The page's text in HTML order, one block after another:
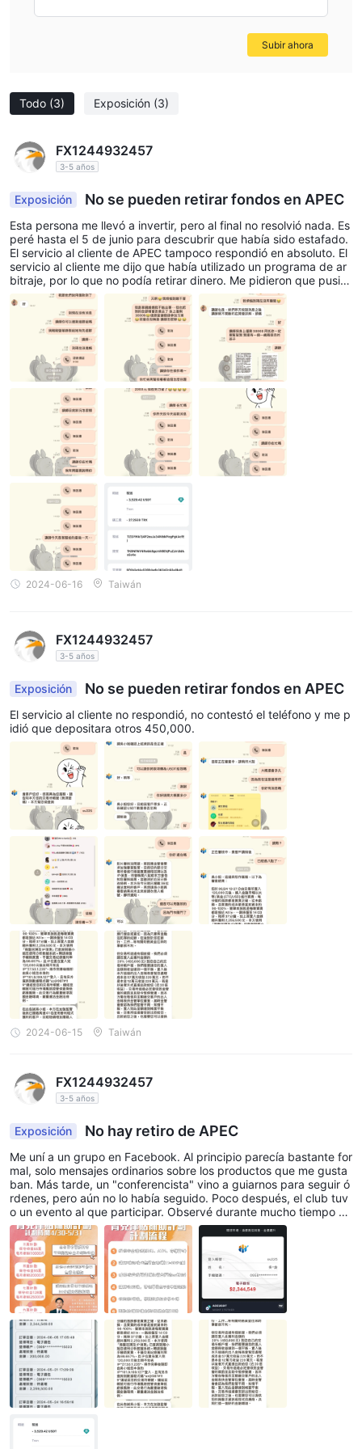
Todo (3) Exposición (3)
FX1244932457
3-5 años
Exposición No se pueden retirar fondos en APEC
Esta persona me llevó a invertir, pero al final no resolvió nada. Es
peré hasta el 5 de junio para descubrir que había sido estafado.
El servicio al cliente de APEC tampoco respondió en absoluto. El
servicio al cliente me dijo que había utilizado un programa de ar
bitraje, por lo que no podía retirar dinero. Me pidieron que pusier
a otros 450.000 para equilibrar. El conferencista y el servicio al
cliente no responden ningún mensaje ni contestan las llamadas t
elefónicas.
2024-06-16 Taiwán
FX1244932457
3-5 años
Exposición No se pueden retirar fondos en APEC
El servicio al cliente no respondió, no contestó el teléfono y me p
idió que depositara otros 450,000.
2024-06-15 Taiwán
FX1244932457
3-5 años
Exposición No hay retiro de APEC
Me uní a un grupo en Facebook. Al principio parecía bastante for
mal, solo mensajes ordinarios sobre los productos que me gusta
ban. Más tarde, un "conferencista" vino a guiarnos para seguir ó
rdenes, pero aún no lo había seguido. Poco después, el club tuv
o un evento al que participar. Observé durante mucho tiempo y
descubrí que muchas personas iban a participar y recibían diner
o, así que los seguí. Fui a chatear en privado con el "conferencis
ta" y le dije que también quería participar. Deposité 120,000 yua
nes. El evento dijo que no era necesario enviar el dinero primero.
El conferencista adelantaría el pago y devolveríamos el principal
cuando hubiera ganancias. Puedes elegir enviar o devolver fuer
a de línea. Elegí fuera de línea porque pensé que era más segur
o. Estas son todas mis ideas. Finalmente, deposité 120,000 yuan
es en la billetera de criptomonedas y el "conferencista" me envió
su dirección de billetera y le transferí el dinero. Después de que
recibió el dinero, me llevó a retirar el dinero. Dijo que tenía que e
nviar un mensaje privado al servicio al cliente de la plataforma p
ara confirmar mi dinero, y luego el servicio al cliente siguió retras
ando. Dijeron que necesitaban confirmar si había suficiente USD
do de dinero y la Comisión de Supervisión Financiera les exigía f
ortalecer la auditoría y supervisión. No sabía que el conferencist
Subir ahora